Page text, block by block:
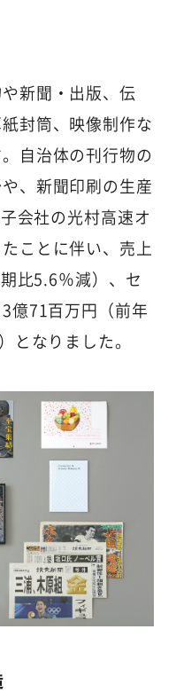
新聞・出版、伝
封筒、映像制作な
自治体の刊行物の
、新聞印刷の生産
会社の光村高速オ
ことに伴い、売上
比5.6％減）、セ
億71百万円（前年
となりました。